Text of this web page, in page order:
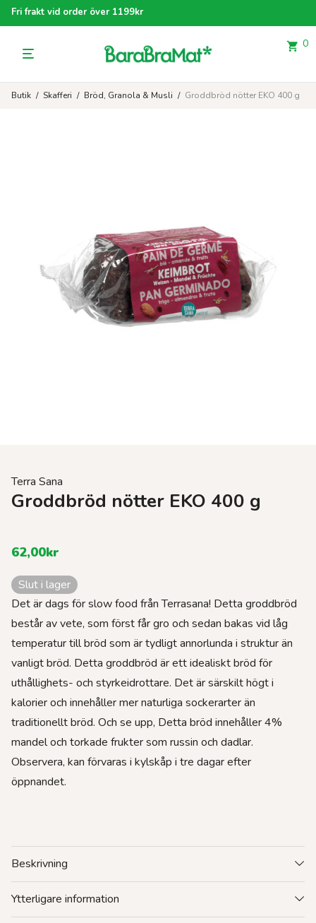
Fri frakt vid order över 1199kr
0
Butik / Skafferi / Bröd, Granola & Musli / Groddbröd nötter EKO 400 g
Terra Sana
Groddbröd nötter EKO 400 g
62,00kr
Slut i lager
Det är dags för slow food från Terrasana! Detta groddbröd
består av vete, som först får gro och sedan bakas vid låg
temperatur till bröd som är tydligt annorlunda i struktur än
vanligt bröd. Detta groddbröd är ett idealiskt bröd för
uthållighets- och styrkeidrottare. Det är särskilt högt i
kalorier och innehåller mer naturliga sockerarter än
traditionellt bröd. Och se upp, Detta bröd innehåller 4%
mandel och torkade frukter som russin och dadlar.
Observera, kan förvaras i kylskåp i tre dagar efter
öppnandet.
Beskrivning
Ytterligare information